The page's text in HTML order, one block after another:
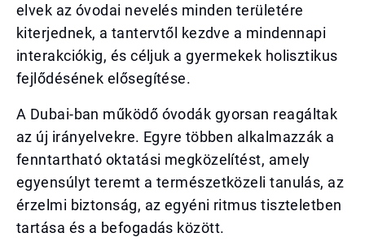
elvek az óvodai nevelés minden területére
kiterjednek, a tantervtől kezdve a mindennapi
interakciókig, és céljuk a gyermekek holisztikus
fejlődésének elősegítése.
A Dubai-ban működő óvodák gyorsan reagáltak
az új irányelvekre. Egyre többen alkalmazzák a
fenntartható oktatási megközelítést, amely
egyensúlyt teremt a természetközeli tanulás, az
érzelmi biztonság, az egyéni ritmus tiszteletben
tartása és a befogadás között.